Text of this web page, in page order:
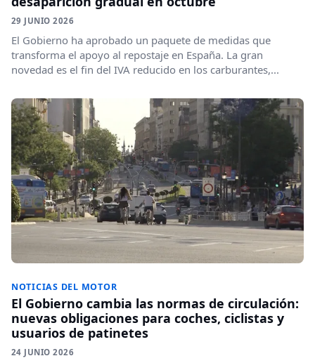
29 JUNIO 2026
El Gobierno ha aprobado un paquete de medidas que
transforma el apoyo al repostaje en España. La gran
novedad es el fin del IVA reducido en los carburantes,...
NOTICIAS DEL MOTOR
El Gobierno cambia las normas de circulación:
nuevas obligaciones para coches, ciclistas y
usuarios de patinetes
24 JUNIO 2026